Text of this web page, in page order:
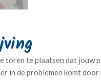
toren te plaatsen dat jouw
in de problemen komt door